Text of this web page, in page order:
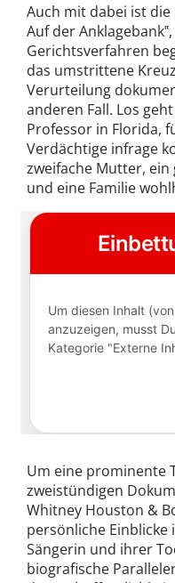
Auch mit dabei ist die
Auf der
Gerichtsverfahren
das umstrittene
Verurteilung
anderen Fall. Los
Professor in Florida,
Verdächtige infrage
zweifache Mutter,
und eine Familie
Um eine prominente
zweistündigen
Whitney Houston &
persönliche Einblicke
Sängerin und ihrer
biografische